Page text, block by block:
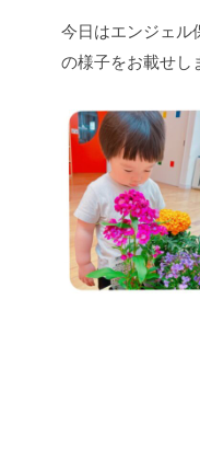
今日はエンジェル
の様子をお載せし